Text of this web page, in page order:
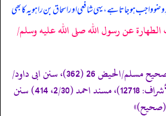
واجب ہو جاتا ہے، یہی شافعی اور اسحاق بن راہویہ کا بھی
عن رسول الله صلى الله عليه وسلم/
«صحیح مسلم/الحیض 26 (362)، سنن ابی داود/
الطہارة 68 (170)، (تحفة الأشراف: 12718)، مسند احمد (2/30، 414) سنن